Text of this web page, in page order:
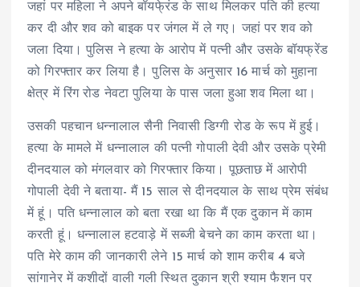
जहां पर महिला ने अपने बॉयफे्रंड के साथ मिलकर पति की हत्या
कर दी और शव को बाइक पर जंगल में ले गए। जहां पर शव को
जला दिया। पुलिस ने हत्या के आरोप में पत्नी और उसके बॉयफ्रेंड
को गिरफ्तार कर लिया है। पुलिस के अनुसार 16 मार्च को मुहाना
क्षेत्र में रिंग रोड नेवटा पुलिया के पास जला हुआ शव मिला था।
उसकी पहचान धन्नालाल सैनी निवासी डिग्गी रोड के रूप में हुई।
हत्या के मामले में धन्नालाल की पत्नी गोपाली देवी और उसके प्रेमी
दीनदयाल को मंगलवार को गिरफ्तार किया। पूछताछ में आरोपी
गोपाली देवी ने बताया- मैं 15 साल से दीनदयाल के साथ प्रेम संबंध
में हूं। पति धन्नालाल को बता रखा था कि मैं एक दुकान में काम
करती हूं। धन्नालाल हटवाड़े में सब्जी बेचने का काम करता था।
पति मेरे काम की जानकारी लेने 15 मार्च को शाम करीब 4 बजे
सांगानेर में कशीदों वाली गली स्थित दुकान श्री श्याम फैशन पर